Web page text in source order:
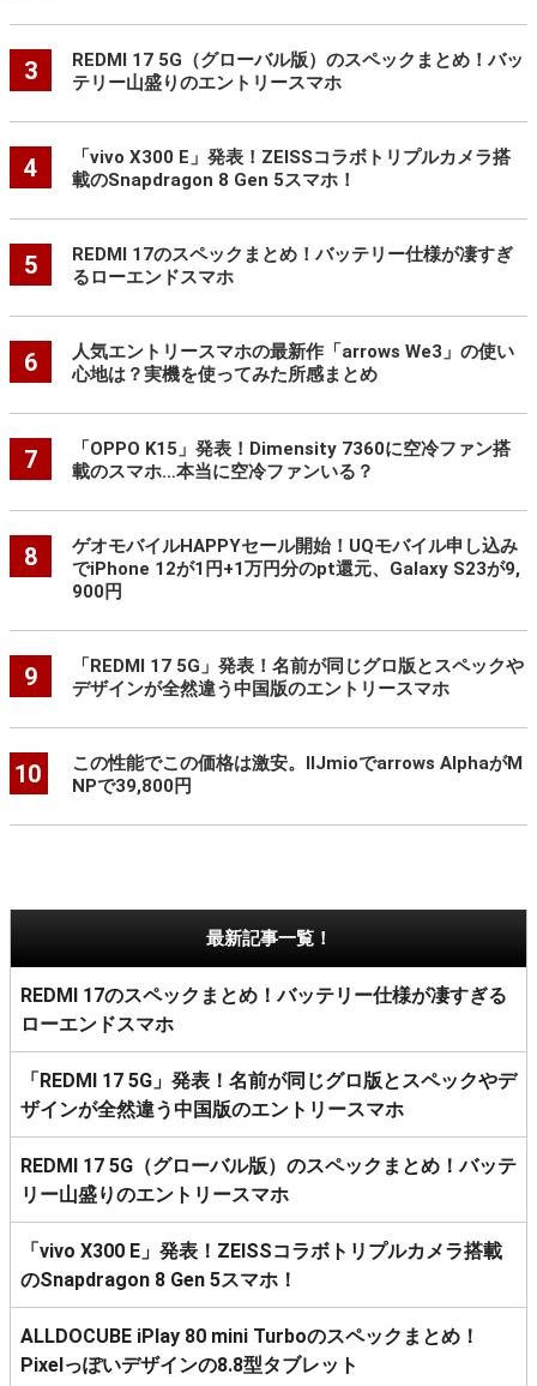
3
REDMI 17 5G（グローバル版）のスペックまとめ！バッ
テリー山盛りのエントリースマホ
4
「vivo X300 E」発表！ZEISSコラボトリプルカメラ搭
載のSnapdragon 8 Gen 5スマホ！
5
REDMI 17のスペックまとめ！バッテリー仕様が凄すぎ
るローエンドスマホ
6
人気エントリースマホの最新作「arrows We3」の使い
心地は？実機を使ってみた所感まとめ
7
「OPPO K15」発表！Dimensity 7360に空冷ファン搭
載のスマホ…本当に空冷ファンいる？
8
ゲオモバイルHAPPYセール開始！UQモバイル申し込み
でiPhone 12が1円+1万円分のpt還元、Galaxy S23が9,
900円
9
「REDMI 17 5G」発表！名前が同じグロ版とスペックや
デザインが全然違う中国版のエントリースマホ
10
この性能でこの価格は激安。IIJmioでarrows AlphaがM
NPで39,800円
最新記事一覧！
REDMI 17のスペックまとめ！バッテリー仕様が凄すぎる
ローエンドスマホ
「REDMI 17 5G」発表！名前が同じグロ版とスペックやデ
ザインが全然違う中国版のエントリースマホ
REDMI 17 5G（グローバル版）のスペックまとめ！バッテ
リー山盛りのエントリースマホ
「vivo X300 E」発表！ZEISSコラボトリプルカメラ搭載
のSnapdragon 8 Gen 5スマホ！
ALLDOCUBE iPlay 80 mini Turboのスペックまとめ！
Pixelっぽいデザインの8.8型タブレット